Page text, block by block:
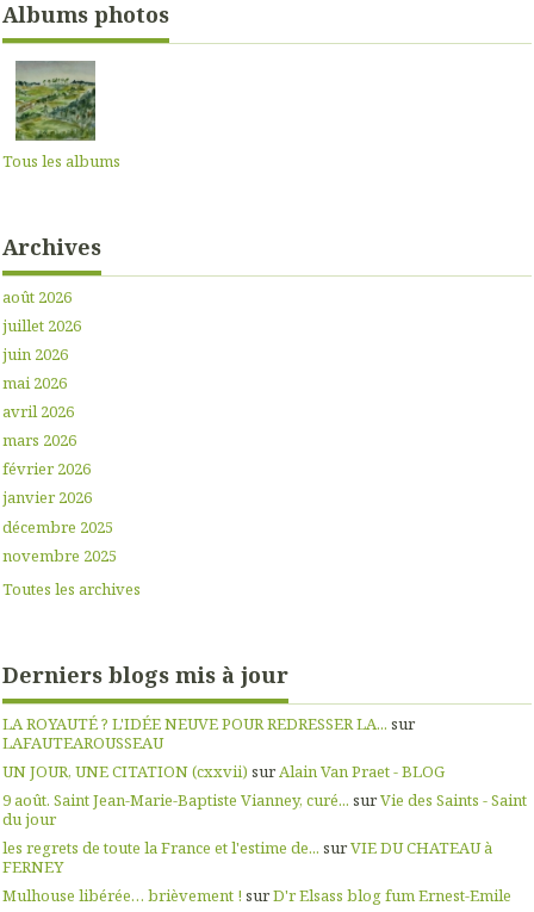
Albums photos
Tous les albums
Archives
août 2026
juillet 2026
juin 2026
mai 2026
avril 2026
mars 2026
février 2026
janvier 2026
décembre 2025
novembre 2025
Toutes les archives
Derniers blogs mis à jour
LA ROYAUTÉ ? L'IDÉE NEUVE POUR REDRESSER LA... sur
LAFAUTEAROUSSEAU
UN JOUR, UNE CITATION (cxxvii) surAlain Van Praet - BLOG
9 août. Saint Jean-Marie-Baptiste Vianney, curé... surVie des Saints - Saint
du jour
les regrets de toute la France et l'estime de... surVIE DU CHATEAU à
FERNEY
Mulhouse libérée… brièvement ! surD'r Elsass blog fum Ernest-Emile